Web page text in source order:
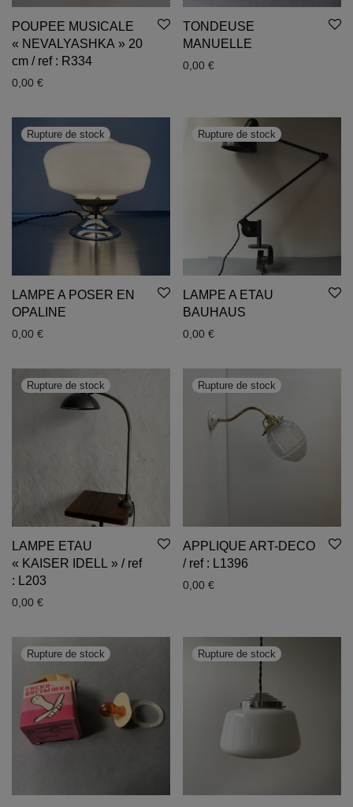
POUPEE MUSICALE
« NEVALYASHKA » 20
cm / ref : R334
0,00 €
TONDEUSE
MANUELLE
0,00 €
LAMPE A POSER EN
OPALINE
0,00 €
LAMPE A ETAU
BAUHAUS
0,00 €
LAMPE ETAU
« KAISER IDELL » / ref
: L203
0,00 €
APPLIQUE ART-DECO
/ ref : L1396
0,00 €